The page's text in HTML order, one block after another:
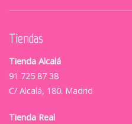
Tiendas
Tienda Alcalá
91 725 87 38
C/ Alcalá, 180. Madrid
Tienda Real